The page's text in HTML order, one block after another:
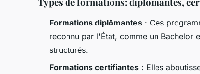
Formations diplômantes : Ces
reconnu par l'État, comme un Bachelor
structurés.
Formations certifiantes : Elles